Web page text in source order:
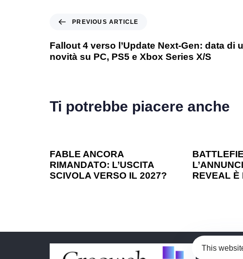
PREVIOUS ARTICLE
Fallout 4 verso l’Update Next-Gen: data di
novità su PC, PS5 e Xbox Series X/S
Ti potrebbe piacere anche
FABLE ANCORA
RIMANDATO: L’USCITA
SCIVOLA VERSO IL 2027?
REVEAL È
This